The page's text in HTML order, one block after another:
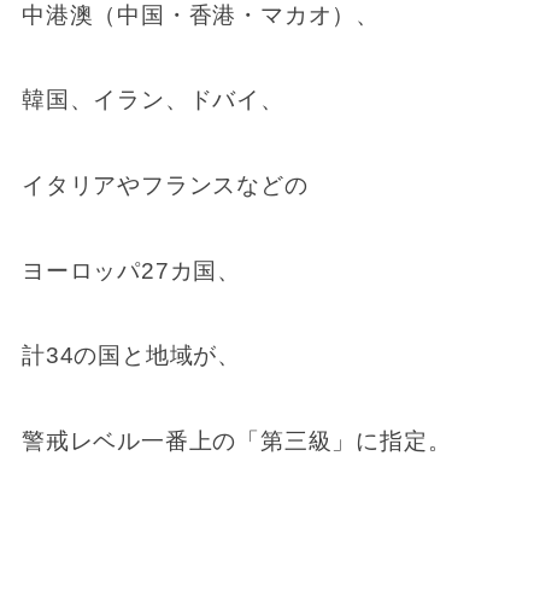
中港澳（中国・香港・マカオ）、
韓国、イラン、ドバイ、
イタリアやフランスなどの
ヨーロッパ27カ国、
計34の国と地域が、
警戒レベル一番上の「第三級」に指定。